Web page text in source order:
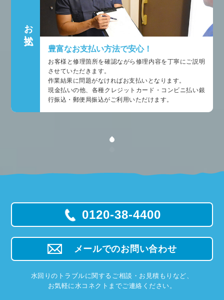
お支払い
豊富なお支払い方法で安心！
お客様と修理箇所を確認ながら修理内容を丁寧にご説明
させていただきます。
作業結果に問題がなければお支払いとなります。
現金払いの他、各種クレジットカード・コンビニ払い銀
行振込・郵便局振込がご利用いただけます。
0120-38-4400
メールでのお問い合わせ
水回りのトラブルに関するご相談・お見積もりなど、
お気軽に水コネクトまでご連絡ください。